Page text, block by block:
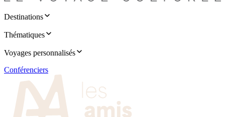
Destinations
Thématiques
Voyages personnalisés
Conférenciers